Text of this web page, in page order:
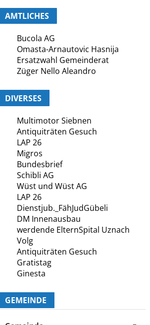
AMTLICHES
Bucola AG
Omasta-Arnautovic Hasnija
Ersatzwahl Gemeinderat
Züger Nello Aleandro
DIVERSES
Multimotor Siebnen
Antiquiträten Gesuch
LAP 26
Migros
Bundesbrief
Schibli AG
Wüst und Wüst AG
LAP 26
Dienstjub._FähJudGübeli
DM Innenausbau
werdende ElternSpital Uznach
Volg
Antiquiträten Gesuch
Gratistag
Ginesta
GEMEINDE